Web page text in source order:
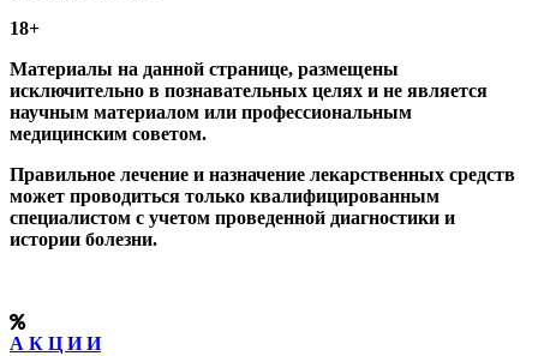
18+
Материалы на данной странице, размещены
исключительно в познавательных целях и не является
научным материалом или профессиональным
медицинским советом.
Правильное лечение и назначение лекарственных средств
может проводиться только квалифицированным
специалистом с учетом проведенной диагностики и
истории болезни.
А К Ц И И